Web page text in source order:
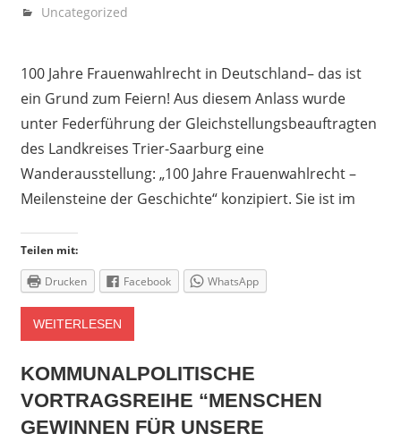
April 26, 2018
Fedor Gehlen
Uncategorized
100 Jahre Frauenwahlrecht in Deutschland– das ist
ein Grund zum Feiern! Aus diesem Anlass wurde
unter Federführung der Gleichstellungsbeauftragten
des Landkreises Trier-Saarburg eine
Wanderausstellung: „100 Jahre Frauen­wahlrecht –
Meilensteine der Geschichte“ konzipiert. Sie ist im
Teilen mit:
Drucken Facebook WhatsApp
WEITERLESEN
KOMMUNALPOLITISCHE
VORTRAGSREIHE “MENSCHEN
GEWINNEN FÜR UNSERE